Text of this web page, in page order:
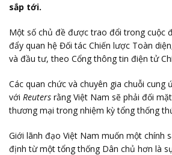
sắp tới.
Một số chủ đề được trao đổi trong cuộc
đẩy quan hệ Đối tác Chiến lược Toàn
và đầu tư, theo Cổng thông tin điện tử
Các quan chức và chuyên gia chuỗi cung
với Reuters rằng Việt Nam sẽ phải đối
thương mại trong nhiệm kỳ tổng thống
Giới lãnh đạo Việt Nam muốn một chính
định từ một tổng thống Dân chủ hơn là